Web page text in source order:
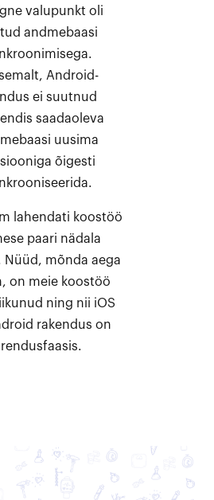
valupunkt oli
andmebaasi
Android-
ei suutnud
saadaoleva
uusima
õigesti
lahendati koostöö
paari nädala
Nüüd, mõnda aega
on meie koostöö
ning nii iOS
rakendus on